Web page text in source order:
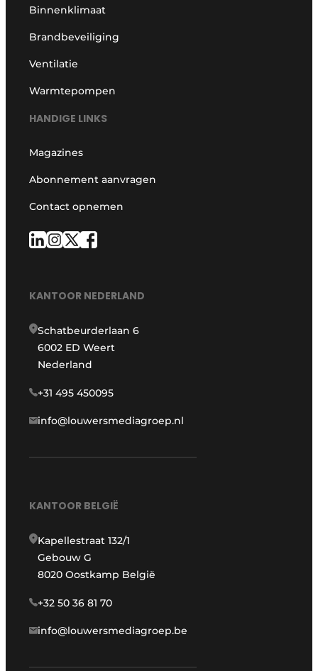
Binnenklimaat
Brandbeveiliging
Ventilatie
Warmtepompen
HANDIGE LINKS
Magazines
Abonnement aanvragen
Contact opnemen
KANTOOR NEDERLAND
Schatbeurderlaan 6
6002 ED Weert
Nederland
+31 495 450095
info@louwersmediagroep.nl
KANTOOR BELGIË
Kapellestraat 132/1
Gebouw G
8020 Oostkamp België
+32 50 36 81 70
info@louwersmediagroep.be